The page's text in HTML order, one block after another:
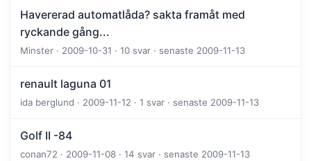
Havererad automatlåda? sakta framåt med
ryckande gång...
Minster · 2009-10-31 · 10 svar · senaste 2009-11-13
renault laguna 01
ida berglund · 2009-11-12 · 1 svar · senaste 2009-11-13
Golf II -84
conan72 · 2009-11-08 · 14 svar · senaste 2009-11-13